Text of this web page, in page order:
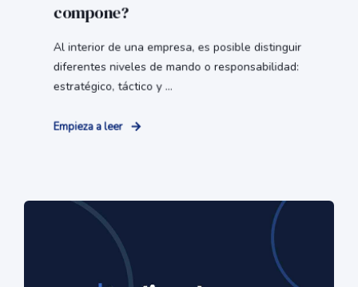
compone?
Al interior de una empresa, es posible distinguir
diferentes niveles de mando o responsabilidad:
estratégico, táctico y ...
Empieza a leer